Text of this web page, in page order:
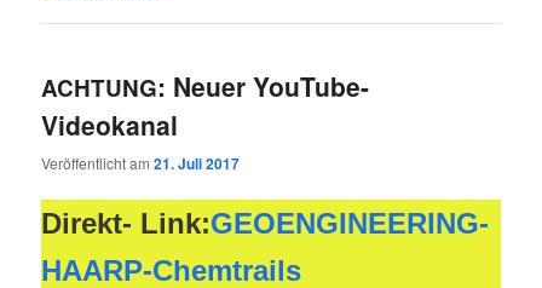
ACHTUNG: Neuer YouTube-
Videokanal
Veröffentlicht am21. Juli 2017
Direkt- Link:GEO­EN­GI­NEE­RING-
HAARP-Chem­trails